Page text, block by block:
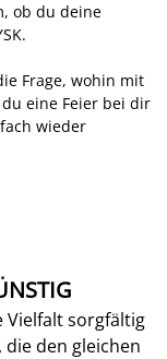
ob du deine
Frage, wohin mit
eine Feier bei dir
wieder
Vielfalt sorgfältig
den gleichen